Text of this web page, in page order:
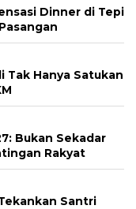
Dinner di Tepi
Tak Hanya Satukan
Bukan Sekadar
Rakyat
Santri